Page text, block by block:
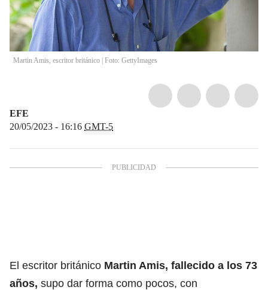
Martin Amis, escritor británico | Foto: GettyImages
EFE
20/05/2023 - 16:16 GMT-5
El escritor británico Martin Amis, fallecido a los 73
años, supo dar forma como pocos, con